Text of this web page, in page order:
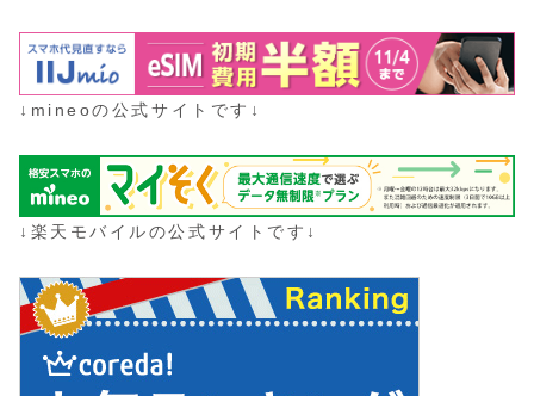
↓mineoの公式サイトです↓
↓楽天モバイルの公式サイトです↓